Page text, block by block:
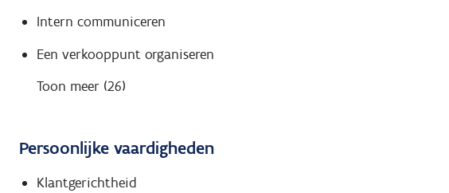
Intern communiceren
Een verkooppunt organiseren
Toon meer (26)
Persoonlijke vaardigheden
Klantgerichtheid